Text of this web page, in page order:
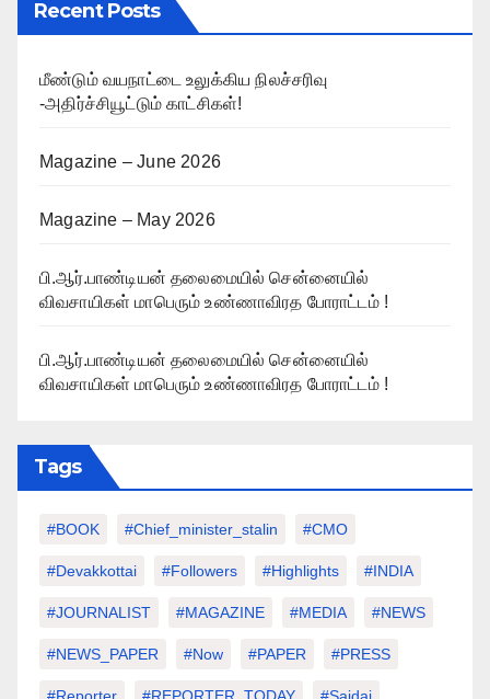
Recent Posts
மீண்டும் வயநாட்டை உலுக்கிய நிலச்சரிவு
-அதிர்ச்சியூட்டும் காட்சிகள்!
Magazine – June 2026
Magazine – May 2026
பி.ஆர்.பாண்டியன் தலைமையில் சென்னையில்
விவசாயிகள் மாபெரும் உண்ணாவிரத போராட்டம் !
பி.ஆர்.பாண்டியன் தலைமையில் சென்னையில்
விவசாயிகள் மாபெரும் உண்ணாவிரத போராட்டம் !
Tags
#BOOK #chief_minister_stalin #CMO
#devakkottai #followers #highlights #INDIA
#JOURNALIST #MAGAZINE #MEDIA #NEWS
#NEWS_PAPER #Now #PAPER #PRESS